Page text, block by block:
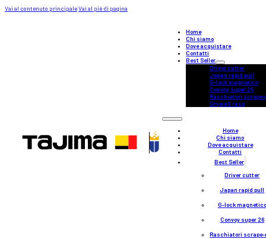
Vai al contenuto principaleVai al piè di pagina
Home
Chi siamo
Dove acquistare
Contatti
Best Seller
Driver cutter
Japan rapid pull
G-lock magnetico
Convoy super 26
Raschiatori
Drywall rasp
Home
Chi siamo
Dove acquistare
Contatti
Best Seller
Driver cutter
Japan rapid pull
G-lock magnetico
Convoy super 26
Raschiatori